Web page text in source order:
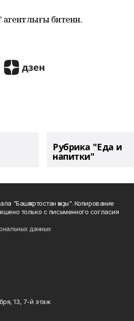
битенән.
Рубрика "Еда и
напитки"
"Башҡортостан ҡыҙы". Копирование
только с письменного согласия
данных
13, 7-й этаж